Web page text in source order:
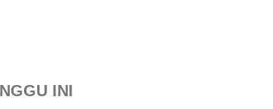
INI